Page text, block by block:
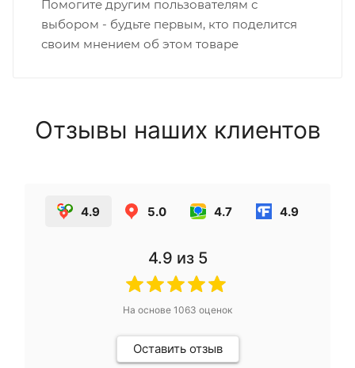
Помогите другим пользователям с
выбором - будьте первым, кто поделится
своим мнением об этом товаре
Отзывы наших клиентов
4.9 5.0 4.7 4.9
4.9 из 5
На основе 1063 оценок
Оставить отзыв